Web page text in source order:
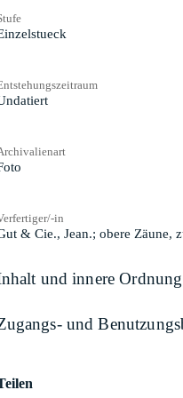
in
& Cie., Jean.; obere Zäune,
und innere Ordnung
und